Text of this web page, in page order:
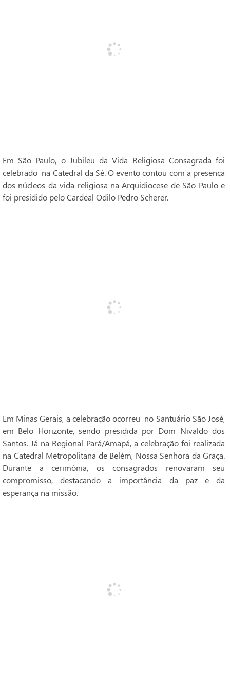
Em São Paulo, o Jubileu da Vida Religiosa Consagrada foi
celebrado na Catedral da Sé. O evento contou com a presença
dos núcleos da vida religiosa na Arquidiocese de São Paulo e
foi presidido pelo Cardeal Odilo Pedro Scherer.
Em Minas Gerais, a celebração ocorreu no Santuário São José,
em Belo Horizonte, sendo presidida por Dom Nivaldo dos
Santos. Já na Regional Pará/Amapá, a celebração foi realizada
na Catedral Metropolitana de Belém, Nossa Senhora da Graça.
Durante a cerimônia, os consagrados renovaram seu
compromisso, destacando a importância da paz e da
esperança na missão.